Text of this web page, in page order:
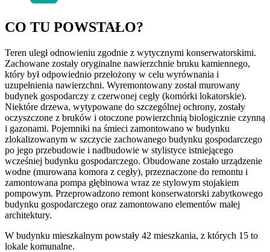
CO TU POWSTAŁO?
Teren uległ odnowieniu zgodnie z wytycznymi konserwatorskimi.
Zachowane zostały oryginalne nawierzchnie bruku kamiennego,
który był odpowiednio przełożony w celu wyrównania i
uzupełnienia nawierzchni. Wyremontowany został murowany
budynek gospodarczy z czerwonej cegły (komórki lokatorskie).
Niektóre drzewa, wytypowane do szczególnej ochrony, zostały
oczyszczone z bruków i otoczone powierzchnią biologicznie czynną
i gazonami. Pojemniki na śmieci zamontowano w budynku
zlokalizowanym w szczycie zachowanego budynku gospodarczego
po jego przebudowie i nadbudowie w stylistyce istniejącego
wcześniej budynku gospodarczego. Obudowane zostało urządzenie
wodne (murowana komora z cegły), przeznaczone do remontu i
zamontowana pompa głębinowa wraz ze stylowym stojakiem
pompowym. Przeprowadzono remont konserwatorski zabytkowego
budynku gospodarczego oraz zamontowano elementów małej
architektury.
W budynku mieszkalnym powstały 42 mieszkania, z których 15 to
lokale komunalne.